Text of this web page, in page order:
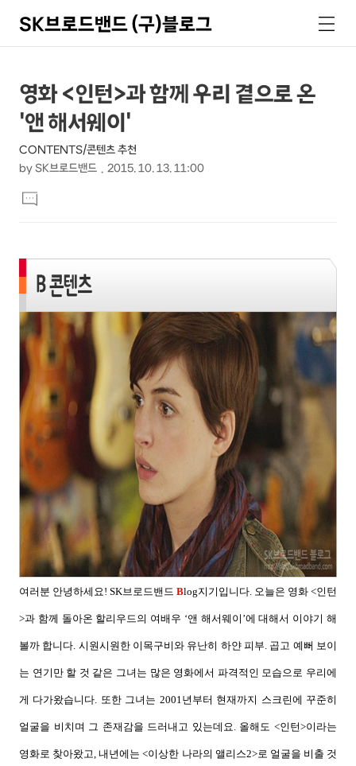
SK브로드밴드 (구)블로그
색
메
뉴
상
세
컨
텐
츠
본
문
제
목
영화 <인턴>과 함께 우리 곁으로 온
'앤 해서웨이'
CONTENTS/콘텐츠 추천
by SK브로드밴드 2015. 10. 13. 11:00
문
댓
글
여러분 안녕하세요! SK브로드밴드 Blog지기입니다. 오늘은 영화 <인턴
>과 함께 돌아온 할리우드의 여배우 ‘앤 해서웨이 ’에 대해서 이야기 해
볼까 합니다. 시원시원한 이목구비와 유난히 하얀 피부. 곱고 예뻐 보이
는 연기만 할 것 같은 그녀는 많은 영화에서 파격적인 모습으로 우리에
게 다가왔습니다. 또한 그녀는 2001년부터 현재까지 스크린에 꾸준히
얼굴을 비치며 그 존재감을 드러내고 있는데요. 올해도 <인턴>이라는
영화로 찾아왔고,내년에는 <이상한 나라의 앨리스2>로 얼굴을 비출 것